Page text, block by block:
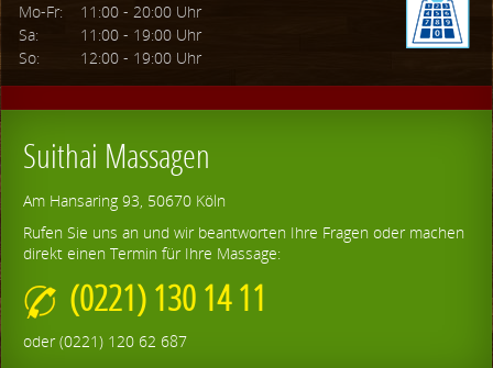
Mo-Fr:
11:00 - 20:00 Uhr
Sa:
11:00 - 19:00 Uhr
So:
12:00 - 19:00 Uhr
Suithai Massagen
Am Hansaring 93, 50670 Köln
Rufen Sie uns an und wir beantworten Ihre Fragen oder machen
direkt einen Termin für Ihre Massage:
(0221) 130 14 11
oder (0221) 120 62 687